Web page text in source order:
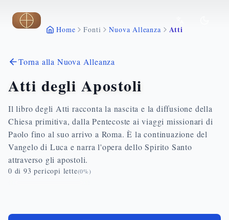
Vai al contenuto principale
Home Fonti Nuova Alleanza Atti
Torna alla Nuova Alleanza
Atti degli Apostoli
Il libro degli Atti racconta la nascita e la diffusione della
Chiesa primitiva, dalla Pentecoste ai viaggi missionari di
Paolo fino al suo arrivo a Roma. È la continuazione del
Vangelo di Luca e narra l'opera dello Spirito Santo
attraverso gli apostoli.
0 di 93 pericopi lette(0%)